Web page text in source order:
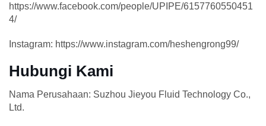
https://www.facebook.com/people/UPIPE/6157760550451
4/
Instagram: https://www.instagram.com/heshengrong99/
Hubungi Kami
Nama Perusahaan: Suzhou Jieyou Fluid Technology Co.,
Ltd.